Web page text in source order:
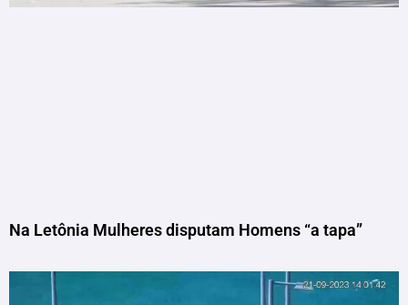
Na Letônia Mulheres disputam Homens “a tapa”